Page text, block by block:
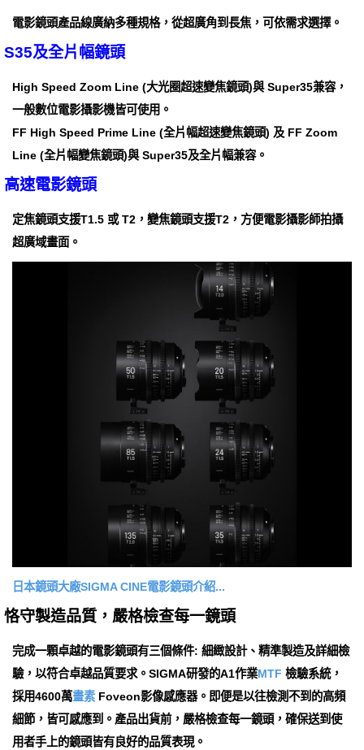
電影鏡頭產品線廣納多種規格，從超廣角到長焦，可依需求選擇。
S35及全片幅鏡頭
High Speed Zoom Line (大光圈超速變焦鏡頭)與 Super35兼容，
一般數位電影攝影機皆可使用。
FF High Speed Prime Line (全片幅超速變焦鏡頭) 及 FF Zoom
Line (全片幅變焦鏡頭)與 Super35及全片幅兼容。
高速電影鏡頭
定焦鏡頭支援T1.5 或 T2，變焦鏡頭支援T2，方便電影攝影師拍攝
超廣域畫面。
日本鏡頭大廠SIGMA CINE電影鏡頭介紹...
恪守製造品質，嚴格檢查每一鏡頭
完成一顆卓越的電影鏡頭有三個條件: 細緻設計、精準製造及詳細檢
驗，以符合卓越品質要求。SIGMA研發的A1作業MTF 檢驗系統，
採用4600萬畫素Foveon影像感應器。即便是以往檢測不到的高頻
細節，皆可感應到。產品出貨前，嚴格檢查每一鏡頭，確保送到使
用者手上的鏡頭皆有良好的品質表現。